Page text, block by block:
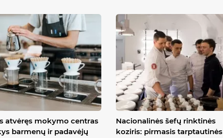
atvėręs mokymo centras
barmenų ir padavėjų
Nacionalinės šefų rinktinės
koziris: pirmasis tarptautinės